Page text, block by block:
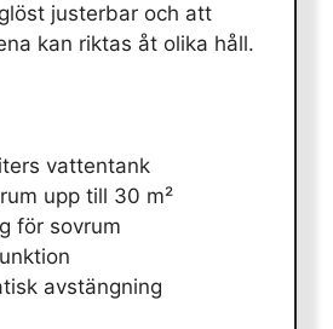
justerbar och att
kan riktas åt olika håll.
vattentank
upp till 30 m²
för sovrum
avstängning